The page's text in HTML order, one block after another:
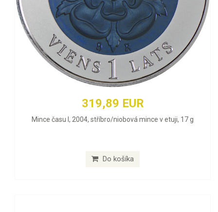
319,89 EUR
Mince času I, 2004, stříbro/niobová mince v etuji, 17 g
Do košíka